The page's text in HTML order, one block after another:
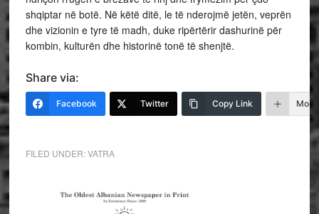
shqiptar në botë. Në këtë ditë, le të nderojmë jetën, veprën
dhe vizionin e tyre të madh, duke ripërtërir dashurinë për
kombin, kulturën dhe historinë tonë të shenjtë.
Share via:
Facebook Twitter Copy Link More
FILED UNDER:VATRA